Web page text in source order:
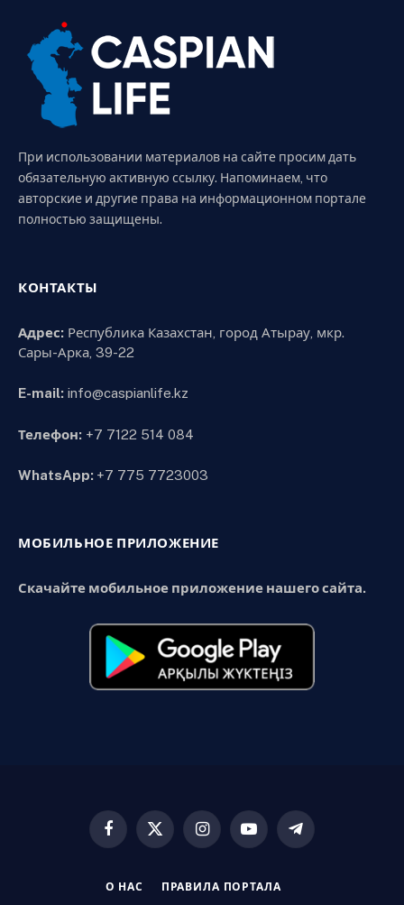
При использовании материалов на сайте просим дать
обязательную активную ссылку. Напоминаем, что
авторские и другие права на информационном портале
полностью защищены.
КОНТАКТЫ
Адрес: Республика Казахстан, город Атырау, мкр.
Сары-Арка, 39-22
E-mail: info@caspianlife.kz
Телефон: +7 7122 514 084
WhatsApp: +7 775 7723003
МОБИЛЬНОЕ ПРИЛОЖЕНИЕ
Скачайте мобильное приложение нашего сайта.
Facebook
X
InstagramYouTubeTelegram
О НАС ПРАВИЛА ПОРТАЛА